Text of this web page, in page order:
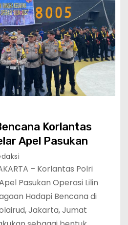
Korlantas
Apel Pasukan
– Korlantas Polri
Pasukan Operasi Lilin
Hadapi Bencana di
Jakarta, Jumat